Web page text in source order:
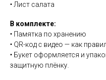
• Лист салата
В комплекте:
• Памятка по хранению
• QR-код с видео — как
• Букет оформляется и
защитную плёнку.